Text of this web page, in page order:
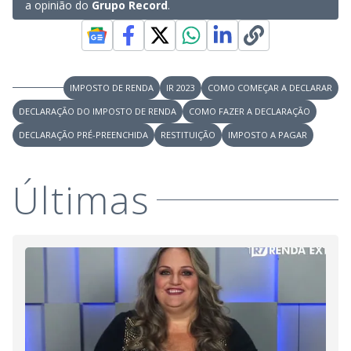
a opinião do Grupo Record.
IMPOSTO DE RENDA IR 2023
COMO COMEÇAR A DECLARAR
DECLARAÇÃO DO IMPOSTO DE RENDA
COMO FAZER A DECLARAÇÃO
DECLARAÇÃO PRÉ-PREENCHIDA
RESTITUIÇÃO IMPOSTO A PAGAR
Últimas